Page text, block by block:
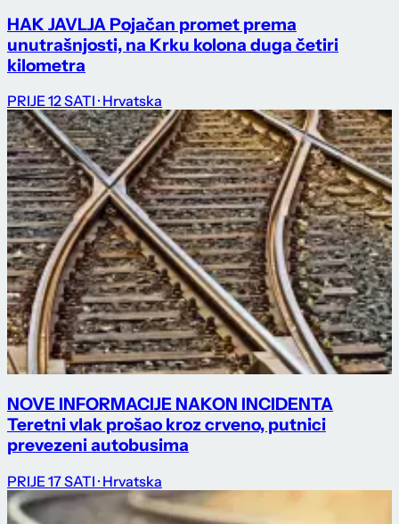
HAK JAVLJA Pojačan promet prema
unutrašnjosti, na Krku kolona duga četiri
kilometra
PRIJE 12 SATI · Hrvatska
NOVE INFORMACIJE NAKON INCIDENTA
Teretni vlak prošao kroz crveno, putnici
prevezeni autobusima
PRIJE 17 SATI · Hrvatska